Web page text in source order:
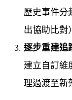
歷史事件分
出協助比對
逐步重建追
建立自訂維
理過渡至新